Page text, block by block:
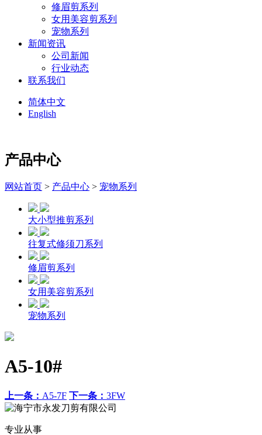
修眉剪系列
女用美容剪系列
宠物系列
新闻资讯
公司新闻
行业动态
联系我们
简体中文
English
产品中心
网站首页 > 产品中心 > 宠物系列
大小型推剪系列
往复式修须刀系列
修眉剪系列
女用美容剪系列
宠物系列
A5-10#
上一条： A5-7F 下一条： 3FW
专业从事